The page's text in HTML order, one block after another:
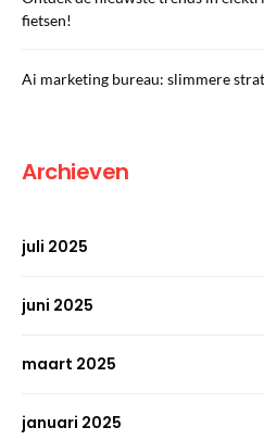
fietsen!
Ai marketing bureau: slimmere
Archieven
juli 2025
juni 2025
maart 2025
januari 2025